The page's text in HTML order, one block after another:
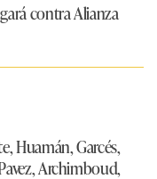
contra Alianza
Huamán, Garcés,
Archimboud,